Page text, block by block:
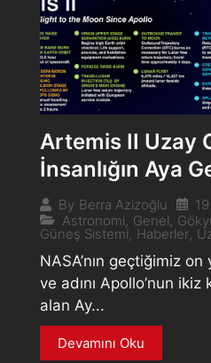
Artemis II Uzay
İnsanlığın Aya
By Berra Azizoğlu
Astronomi Genel
Güneş Sistemi Haberler
NASA’nın geçtiğimiz on
ve adını Apollo’nun
alan Ay...
Devamını Oku